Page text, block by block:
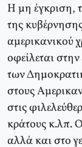
Η μη έγκριση,
της
αμερικανικού
οφείλεται
των
στους
στις
κράτους κ.λπ.
αλλά και στο